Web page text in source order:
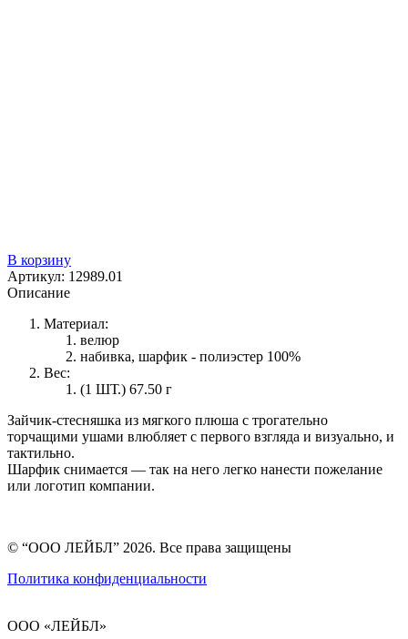
В корзину
Артикул: 12989.01
Описание
Материал:
велюр
набивка, шарфик - полиэстер 100%
Вес:
(1 ШТ.) 67.50 г
Зайчик-стесняшка из мягкого плюша с трогательно
торчащими ушами влюбляет с первого взгляда и визуально, и
тактильно.
Шарфик снимается — так на него легко нанести пожелание
или логотип компании.
© “ООО ЛЕЙБЛ” 2026. Все права защищены
Политика конфиденциальности
ООО «ЛЕЙБЛ»